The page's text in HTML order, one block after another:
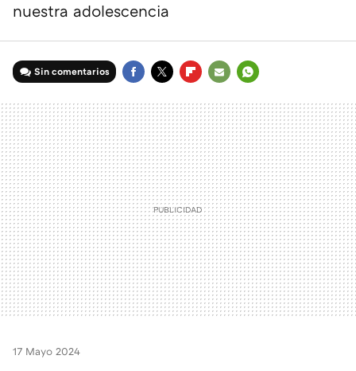
nuestra adolescencia
Sin comentarios
MAIL
17 Mayo 2024